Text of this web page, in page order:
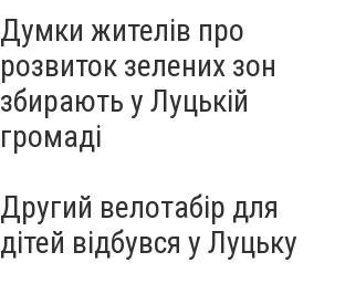
Думки жителів про
розвиток зелених зон
збирають у Луцькій
громаді
Другий велотабір для
дітей відбувся у Луцьку